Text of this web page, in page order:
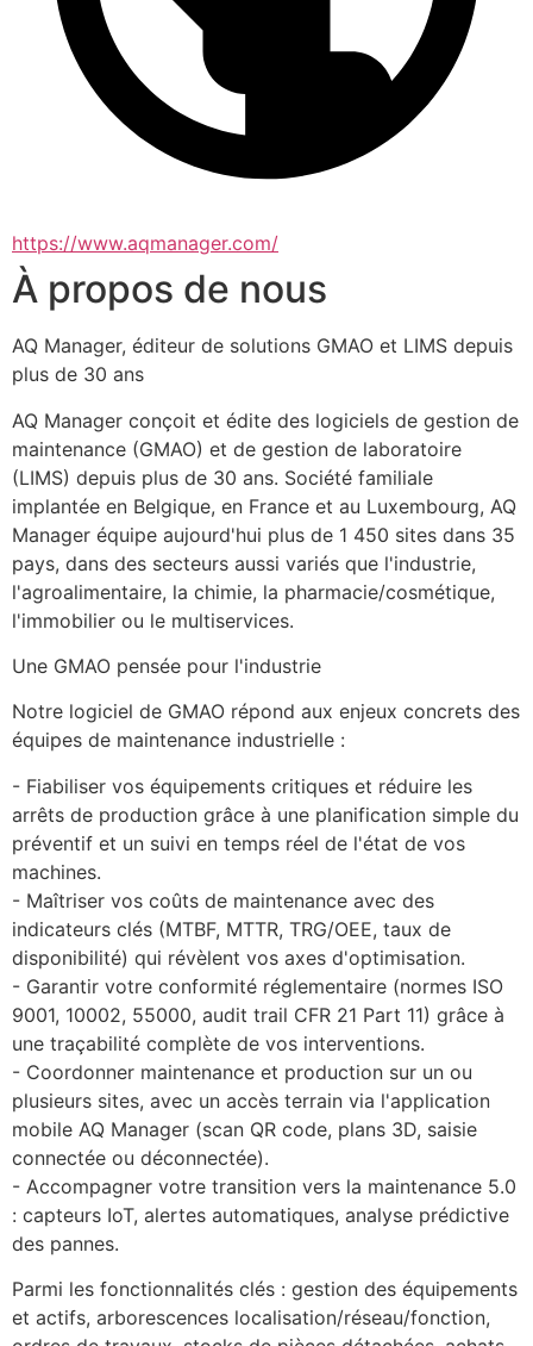
https://www.aqmanager.com/
À propos de nous
AQ Manager, éditeur de solutions GMAO et LIMS depuis
plus de 30 ans
AQ Manager conçoit et édite des logiciels de gestion de
maintenance (GMAO) et de gestion de laboratoire
(LIMS) depuis plus de 30 ans. Société familiale
implantée en Belgique, en France et au Luxembourg, AQ
Manager équipe aujourd'hui plus de 1 450 sites dans 35
pays, dans des secteurs aussi variés que l'industrie,
l'agroalimentaire, la chimie, la pharmacie/cosmétique,
l'immobilier ou le multiservices.
Une GMAO pensée pour l'industrie
Notre logiciel de GMAO répond aux enjeux concrets des
équipes de maintenance industrielle :
- Fiabiliser vos équipements critiques et réduire les
arrêts de production grâce à une planification simple du
préventif et un suivi en temps réel de l'état de vos
machines.
- Maîtriser vos coûts de maintenance avec des
indicateurs clés (MTBF, MTTR, TRG/OEE, taux de
disponibilité) qui révèlent vos axes d'optimisation.
- Garantir votre conformité réglementaire (normes ISO
9001, 10002, 55000, audit trail CFR 21 Part 11) grâce à
une traçabilité complète de vos interventions.
- Coordonner maintenance et production sur un ou
plusieurs sites, avec un accès terrain via l'application
mobile AQ Manager (scan QR code, plans 3D, saisie
connectée ou déconnectée).
- Accompagner votre transition vers la maintenance 5.0
: capteurs IoT, alertes automatiques, analyse prédictive
des pannes.
Parmi les fonctionnalités clés : gestion des équipements
et actifs, arborescences localisation/réseau/fonction,